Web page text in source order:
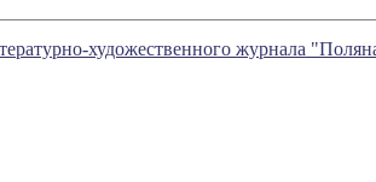
художественного журнала